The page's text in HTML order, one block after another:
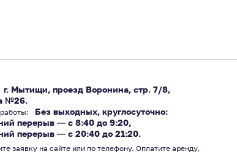
г. Мытищи, проезд Воронина, стр. 7/8,
№26.
Без выходных, круглосуточно:
перерыв ― с 8:40 до 9:20,
перерыв ― с 20:40 до 21:20.
заявку на сайте или по телефону. Оплатите аренду,